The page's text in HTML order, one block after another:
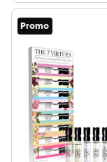
Promo